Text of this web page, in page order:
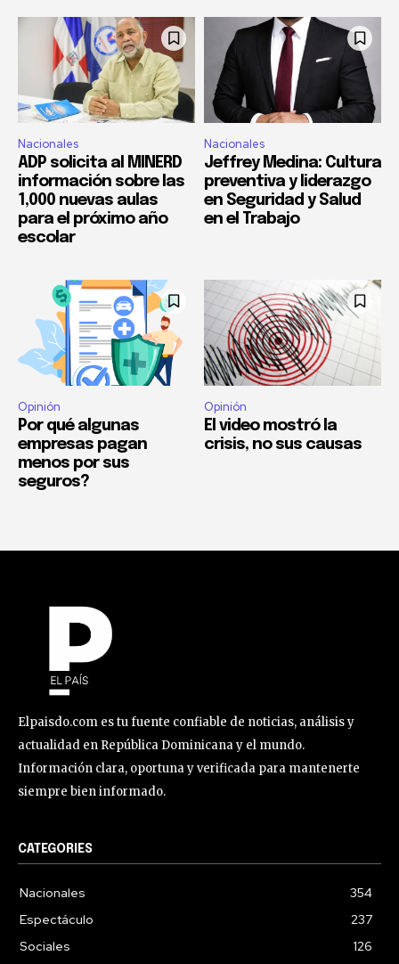
Nacionales
ADP solicita al MINERD
información sobre las
1,000 nuevas aulas
para el próximo año
escolar
Nacionales
Jeffrey Medina: Cultura
preventiva y liderazgo
en Seguridad y Salud
en el Trabajo
Opinión
Por qué algunas
empresas pagan
menos por sus
seguros?
Opinión
El video mostró la
crisis, no sus causas
Elpaisdo.com es tu fuente confiable de noticias, análisis y
actualidad en República Dominicana y el mundo.
Información clara, oportuna y verificada para mantenerte
siempre bien informado.
CATEGORIES
Nacionales
354
Espectáculo
237
Sociales
126